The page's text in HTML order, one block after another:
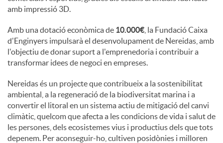
amb impressió 3D.
Amb una dotació econòmica de 10.000€ , la Fundació Caixa
d'Enginyers impulsarà el desenvolupament de Nereidas, amb
l'objectiu de donar suport a l'emprenedoria i contribuir a
transformar idees de negoci en empreses.
Nereidas és un projecte que contribueix a la sostenibilitat
ambiental, a la regeneració de la biodiversitat marina i a
convertir el litoral en un sistema actiu de mitigació del canvi
climàtic, quelcom que afecta a les condicions de vida i salut de
les persones, dels ecosistemes vius i productius dels que tots
depenem. Per aconseguir-ho, cultiven posidònies i milloren